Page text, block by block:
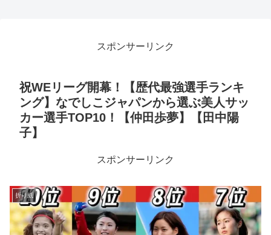
スポンサーリンク
祝WEリーグ開幕！【歴代最強選手ランキ
ング】なでしこジャパンから選ぶ美人サッ
カー選手TOP10！【仲田歩夢】【田中陽
子】
スポンサーリンク
折り紙